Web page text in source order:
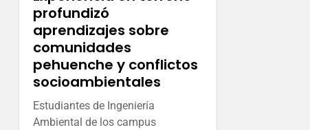
profundizó
aprendizajes sobre
comunidades
pehuenche y conflictos
socioambientales
Estudiantes de Ingeniería
Ambiental de los campus